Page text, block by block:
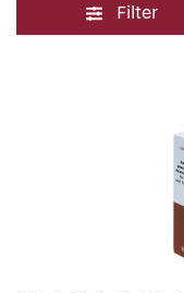
Filter